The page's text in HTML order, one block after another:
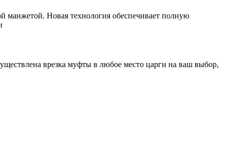
манжетой. Новая технология обеспечивает полную
врезка муфты в любое место царги на ваш выбор,